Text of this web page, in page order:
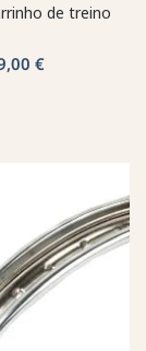
de treino
€